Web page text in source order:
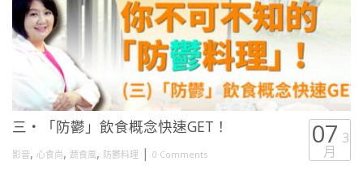
三・「防鬱」飲食概念快速GET！
影音, 心食尚, 蔬食風, 防鬱料理 | 0 Comments
07 3
月